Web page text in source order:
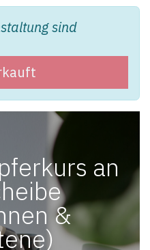
sind
an
&